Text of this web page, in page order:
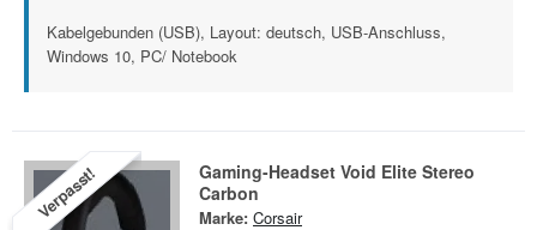
Kabelgebunden (USB), Layout: deutsch, USB-Anschluss,
Windows 10, PC/ Notebook
Verpasst!
Gaming-Headset Void Elite Stereo
Carbon
Marke: Corsair